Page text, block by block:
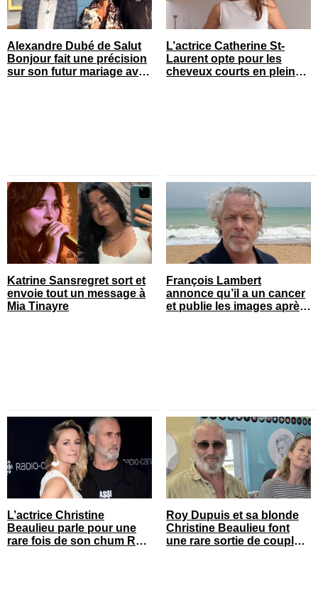
Alexandre Dubé de Salut
Bonjour fait une précision
sur son futur mariage avec
L’actrice Catherine St-
Laurent opte pour les
cheveux courts en pleine
Katrine Sansregret sort et
envoie tout un message à
Mia Tinayre
François Lambert
annonce qu’il a un cancer
et publie les images après
L’actrice Christine
Beaulieu parle pour une
rare fois de son chum Roy
Roy Dupuis et sa blonde
Christine Beaulieu font
une rare sortie de couple